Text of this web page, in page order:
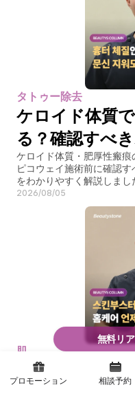
タトゥー除去
ケロイド体質
る？確認すべ
ケロイド体質・肥厚性瘢痕
ピコウェイ施術前に確認
をわかりやすく解説しまし
2026/08/05
肌
スキンブース
プロモーション 相談予約
無料リ